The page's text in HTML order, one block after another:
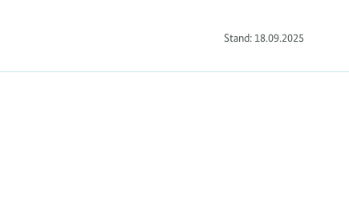
Stand: 18.09.2025